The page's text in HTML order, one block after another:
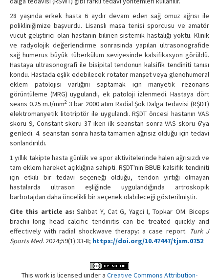
28 yaşında erkek hasta 6 aydır devam eden sağ omuz ağrısı ile
polikliniğimize başvurdu. Lisanslı masa tenisi sporcusu ve amatör
vücut geliştirici olan hastanın bilinen sistemik hastalığı yoktu. Klinik
ve radyolojik değerlendirme sonrasında yapılan ultrasonografide
sağ humerus büyük tüberkülum seviyesinde kalsifikasyon görüldü.
Hastaya ultrasonografi ile bisipital tendonun kalsifik tendiniti tanısı
kondu. Hastada eşlik edebilecek rotator manşet veya glenohumeral
eklem patolojisi varlığını saptamak için manyetik rezonans
görüntüleme (MRG) uygulandı, ek patoloji izlenmedi. Hastaya dört
seans 0.25 mJ/mm2 3 bar 2000 atım Radial Şok Dalga Tedavisi (RŞDT)
elektromanyetik litotriptör ile uygulandı. RŞDT öncesi hastanın VAS
skoru 9, Constant skoru 37 iken ilk seanstan sonra VAS skoru 6'ya
geriledi. 4. seanstan sonra hasta tamamen ağrısız olduğu için tedavi
sonlandırıldı.
1 yıllık takipte hasta günlük ve spor aktivitelerinde halen ağrısızdı ve
tam eklem hareket açıklığına sahipti. RŞDT'nin BBUB kalsifik tendiniti
için etkili bir tedavi seçeneği olduğu, tendon yırtığı olmayan
hastalarda ultrason eşliğinde uygulandığında artroskopik
barbotajdan daha öncelikli bir seçenek olabileceği gösterilmiştir.
Cite this article as:Sahbat Y, Cat G, Yagci I, Topkar OM. Biceps
brachii long head calcific tendinitis can be treated quickly and
effectively with radial shockwave therapy: a case report. Turk J
Sports Med. 2024;59(1):33-8; https://doi.org/10.47447/tjsm.0752
This work is licensed under a Creative Commons Attribution-